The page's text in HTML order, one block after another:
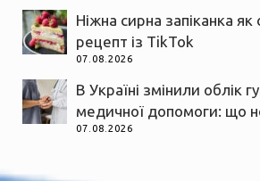
Ніжна сирна запіканка
рецепт із TikTok
07.08.2026
В Україні змінили облік
медичної допомоги: що
07.08.2026